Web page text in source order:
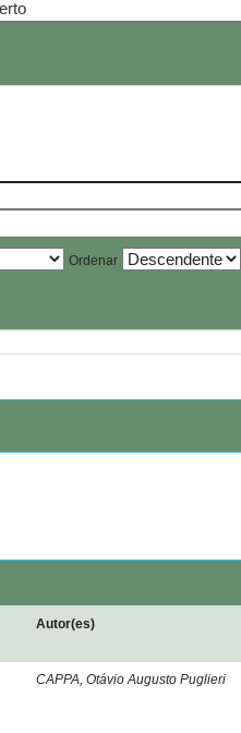
Ordenar
Autor(es)
CAPPA, Otávio Augusto Puglieri